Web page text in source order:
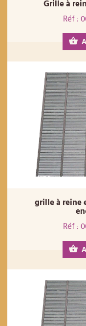
Grille à
Réf :
grille à reine
Réf :